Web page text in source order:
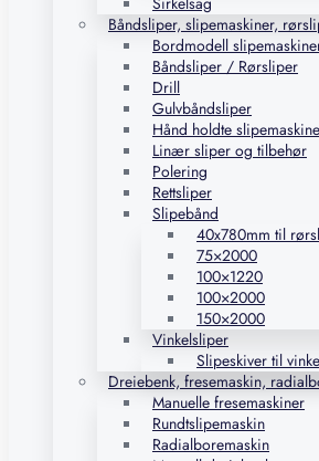
Båndsliper, slipemaskiner,
Bordmodell
Båndsliper / Rørsliper
Drill
Gulvbåndsliper
Hånd holdte
Linær sliper og tilbehør
Polering
Rettsliper
Slipebånd
40x780mm til
75×2000
100×1220
100×2000
150×2000
Vinkelsliper
Slipeskiver til
Dreiebenk, fresemaskin,
Manuelle fresemaskiner
Rundtslipemaskin
Radialboremaskin